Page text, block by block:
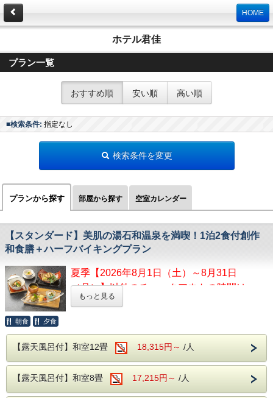
HOME
ホテル君佳
プラン一覧
おすすめ順 安い順 高い順
■検索条件: 指定なし
検索条件を変更
プランから探す 部屋から探す 空室カレンダー
【スタンダード】美肌の湯石和温泉を満喫！1泊2食付創作
和食膳＋ハーフバイキングプラン
夏季【2026年8月1日（土）～8月31日
（月）】以外のチェックアウトの時間は
11:00です。
き、付近の川に流れ出して誕生したといわれ
る石和温泉。
アルカリ性のトロトロした湯が特徴で、クレ
ンジング効果により肌の汚れを落とす美肌の
もっと見る
朝食 夕食
【露天風呂付】和室12畳 18,315円～ /人
【露天風呂付】和室8畳 17,215円～ /人